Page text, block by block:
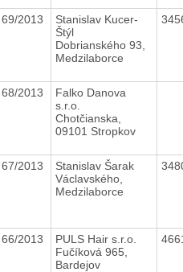
69/2013
Stanislav Kucer-
Štýl
Dobrianského 93,
Medzilaborce
68/2013
Falko Danova
s.r.o.
Chotčianska,
09101 Stropkov
67/2013
Stanislav Šarak
Václavského,
Medzilaborce
66/2013
PULS Hair s.r.o.
Fučíková 965,
Bardejov